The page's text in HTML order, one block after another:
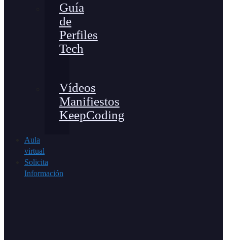
Guía
de
Perfiles
Tech
Vídeos
Manifiestos
KeepCoding
Aula
virtual
Solicita
Información